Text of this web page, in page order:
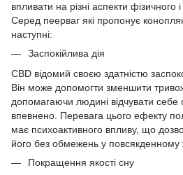
впливати на різні аспекти фізичного
Серед пеерваг які пропонує
наступні:
Заспокійлива дія
CBD відомий своєю здатністю
Він може допомогти зменшити
допомагаючи людині відчувати себе
впевнено. Перевага цього ефекту
має психоактивного впливу, що
його без обмежень у повсякденному
Покращення якості сну